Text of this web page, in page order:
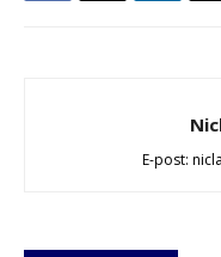
E-post: